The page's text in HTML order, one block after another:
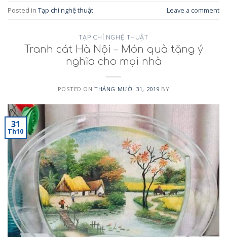
Posted in Tạp chí nghệ thuật Leave a comment
TẠP CHÍ NGHỆ THUẬT
Tranh cát Hà Nội – Món quà tặng ý
nghĩa cho mọi nhà
POSTED ONTHÁNG MƯỜI 31, 2019 BY
31
Th10